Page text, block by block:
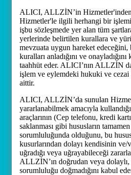
ALICI, ALLZİN’in Hizmetler'inden
Hizmetler'le ilgili herhangi bir
işbu sözleşmede yer alan tüm
yerlerinde belirtilen kurallara ve
mevzuata uygun hareket
kuralları anladığını ve
taahhüt eder. ALICI’nın ALLZİN
işlem ve eylemdeki hukuki ve
aittir.
ALICI, ALLZİN’da sunulan
yararlanabilmek amacıyla
araçlarının (Cep telefonu, kredi
saklanması gibi hususların
sorumluluğunda olduğunu, bu
kusurlarından dolayı kendisinin
uğradığı veya uğrayabileceği
ALLZİN’ın doğrudan veya
sorumluluğu doğmadığını kabul